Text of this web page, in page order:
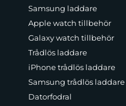
Samsung laddare
Apple watch tillbehör
Galaxy watch tillbehör
Trådlös laddare
iPhone trådlös laddare
Samsung trådlös laddare
Datorfodral